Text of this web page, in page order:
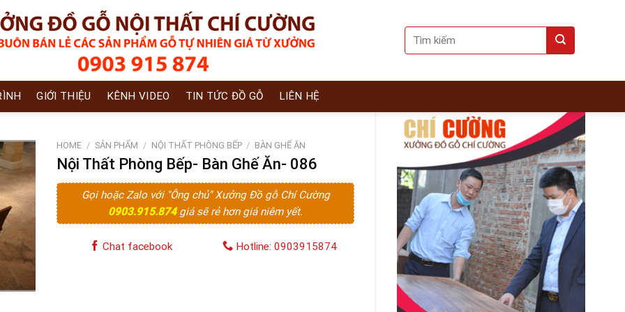
Search
for:
GIỚI THIỆU KÊNH VIDEO TIN TỨC ĐỒ GỖ LIÊN HỆ
HOME / SẢN PHẨM / NỘI THẤT PHÒNG BẾP / BÀN GHẾ ĂN
Nội Thất Phòng Bếp- Bàn Ghế Ăn- 086
Gọi hoặc Zalo với "Ông chủ" Xưởng Đồ gỗ Chí Cường
0903.915.874 giá sẽ rẻ hơn giá niêm yết.
Chat facebook Hotline: 0903915874